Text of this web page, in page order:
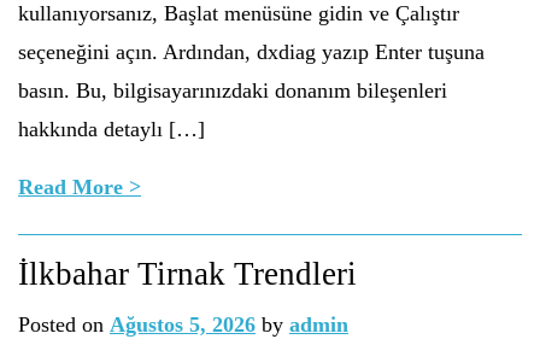
kullanıyorsanız, Başlat menüsüne gidin ve Çalıştır
seçeneğini açın. Ardından, dxdiag yazıp Enter tuşuna
basın. Bu, bilgisayarınızdaki donanım bileşenleri
hakkında detaylı […]
Read More >
İlkbahar Tirnak Trendleri
Posted on Ağustos 5, 2026 by admin